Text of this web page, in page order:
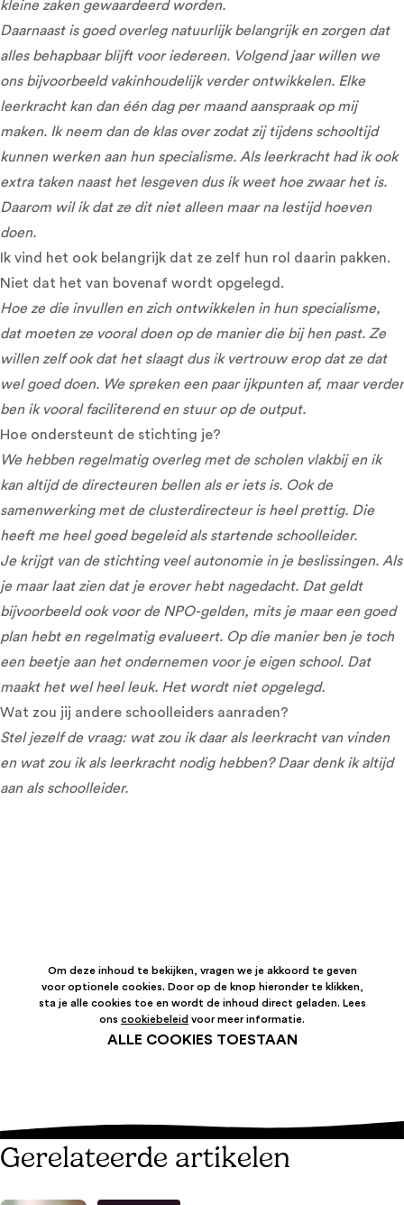
kleine zaken gewaardeerd worden.
Daarnaast is goed overleg natuurlijk belangrijk en zorgen dat
alles behapbaar blijft voor iedereen. Volgend jaar willen we
ons bijvoorbeeld vakinhoudelijk verder ontwikkelen. Elke
leerkracht kan dan één dag per maand aanspraak op mij
maken. Ik neem dan de klas over zodat zij tijdens schooltijd
kunnen werken aan hun specialisme. Als leerkracht had ik ook
extra taken naast het lesgeven dus ik weet hoe zwaar het is.
Daarom wil ik dat ze dit niet alleen maar na lestijd hoeven
doen.
Ik vind het ook belangrijk dat ze zelf hun rol daarin pakken.
Niet dat het van bovenaf wordt opgelegd.
Hoe ze die invullen en zich ontwikkelen in hun specialisme,
dat moeten ze vooral doen op de manier die bij hen past. Ze
willen zelf ook dat het slaagt dus ik vertrouw erop dat ze dat
wel goed doen. We spreken een paar ijkpunten af, maar verder
ben ik vooral faciliterend en stuur op de output.
Hoe ondersteunt de stichting je?
We hebben regelmatig overleg met de scholen vlakbij en ik
kan altijd de directeuren bellen als er iets is. Ook de
samenwerking met de clusterdirecteur is heel prettig. Die
heeft me heel goed begeleid als startende schoolleider.
Je krijgt van de stichting veel autonomie in je beslissingen. Als
je maar laat zien dat je erover hebt nagedacht. Dat geldt
bijvoorbeeld ook voor de NPO-gelden, mits je maar een goed
plan hebt en regelmatig evalueert. Op die manier ben je toch
een beetje aan het ondernemen voor je eigen school. Dat
maakt het wel heel leuk. Het wordt niet opgelegd.
Wat zou jij andere schoolleiders aanraden?
Stel jezelf de vraag: wat zou ik daar als leerkracht van vinden
en wat zou ik als leerkracht nodig hebben? Daar denk ik altijd
aan als schoolleider.
Om deze inhoud te bekijken, vragen we je akkoord te geven
voor optionele cookies. Door op de knop hieronder te klikken,
sta je alle cookies toe en wordt de inhoud direct geladen. Lees
ons cookiebeleid voor meer informatie.
ALLE COOKIES TOESTAAN
Gerelateerde artikelen